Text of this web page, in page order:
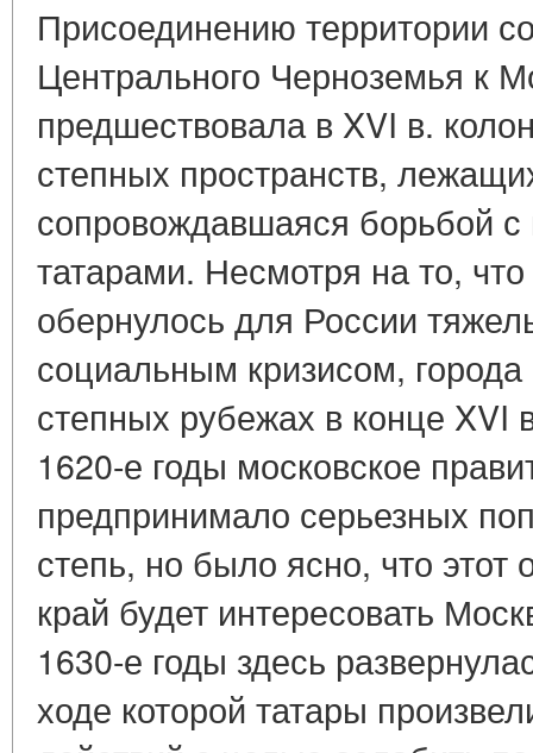
Присоединению территории
Центрального Черноземья к
предшествовала в XVI в.
степных пространств,
сопровождавшаяся борьбой
татарами. Несмотря на то,
обернулось для России
социальным кризисом,
степных рубежах в конце
1620-е годы московское
предпринимало серьезных
степь, но было ясно, что
край будет интересовать
1630-е годы здесь
ходе которой татары